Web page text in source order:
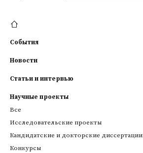
События
Новости
Статьи и интервью
Научные проекты
Все
Исследовательские проекты
Кандидатские и докторские диссертации
Конкурсы